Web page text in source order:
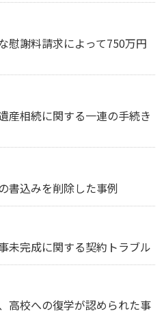
慰謝料請求によって750万円
産相続に関する一連の手続き
書込みを削除した事例
未完成に関する契約トラブル
高校への復学が認められた事